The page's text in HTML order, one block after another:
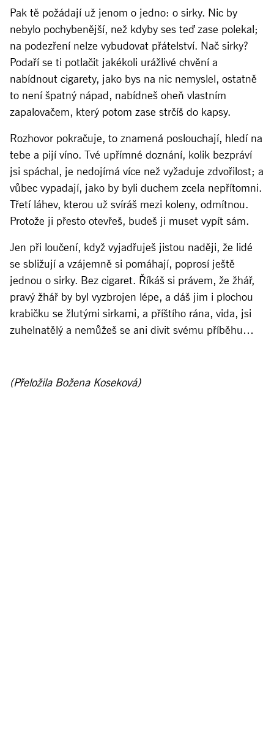
Pak tě požádají už jenom o jedno: o sirky. Nic by
nebylo pochybenější, než kdyby ses teď zase polekal;
na podezření nelze vybudovat přátelství. Nač sirky?
Podaří se ti potlačit jakékoli urážlivé chvění a
nabídnout cigarety, jako bys na nic nemyslel, ostatně
to není špatný nápad, nabídneš oheň vlastním
zapalovačem, který potom zase strčíš do kapsy.
Rozhovor pokračuje, to znamená poslouchají, hledí na
tebe a pijí víno. Tvé upřímné doznání, kolik bezpráví
jsi spáchal, je nedojímá více než vyžaduje zdvořilost; a
vůbec vypadají, jako by byli duchem zcela nepřítomni.
Třetí láhev, kterou už svíráš mezi koleny, odmítnou.
Protože ji přesto otevřeš, budeš ji muset vypít sám.
Jen při loučení, když vyjadřuješ jistou naději, že lidé
se sbližují a vzájemně si pomáhají, poprosí ještě
jednou o sirky. Bez cigaret. Říkáš si právem, že žhář,
pravý žhář by byl vyzbrojen lépe, a dáš jim i plochou
krabičku se žlutými sirkami, a příštího rána, vida, jsi
zuhelnatělý a nemůžeš se ani divit svému příběhu…
(Přeložila Božena Koseková)